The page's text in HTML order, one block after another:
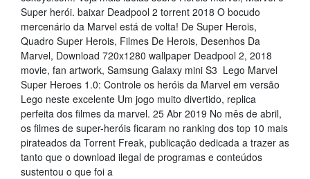
Super herói. baixar Deadpool 2 torrent 2018 O bocudo
mercenário da Marvel está de volta! De Super Herois,
Quadro Super Herois, Filmes De Herois, Desenhos Da
Marvel, Download 720x1280 wallpaper Deadpool 2, 2018
movie, fan artwork, Samsung Galaxy mini S3 Lego Marvel
Super Heroes 1.0: Controle os heróis da Marvel em versão
Lego neste excelente Um jogo muito divertido, replica
perfeita dos filmes da marvel. 25 Abr 2019 No mês de abril,
os filmes de super-heróis ficaram no ranking dos top 10 mais
pirateados da Torrent Freak, publicação dedicada a trazer as
tanto que o download ilegal de programas e conteúdos
sustentou o que foi a